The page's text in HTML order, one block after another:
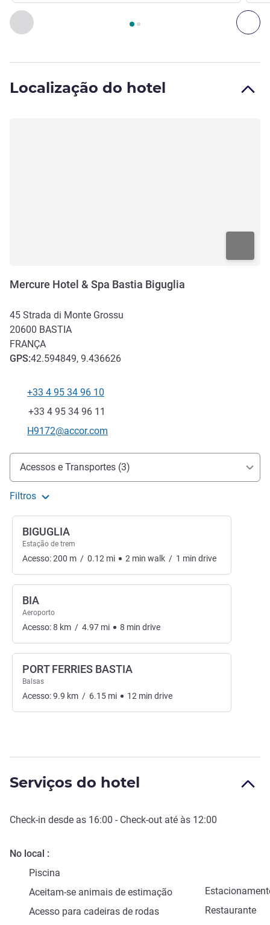
Anterior - Quarto
Página , Quarto 1 : QUARTO CLASSIC CAMA
Localização do hotel
Mercure Hotel & Spa Bastia Biguglia
45 Strada di Monte Grossu
20600 BASTIA
FRANÇA
GPS:42.594849, 9.436626
Telefone
+33 4 95 34 96 10
Fax
+33 4 95 34 96 11
E-mail de contacto
H9172@accor.com
Acesso e transporte
Acessos e Transportes (3)
Filtros
BIGUGLIA
Estação de trem
Acesso:200 m / 0.12 mi 2 min walk / 1 min drive
BIA
Aeroporto
Acesso:8 km / 4.97 mi 8 min drive
PORT FERRIES BASTIA
Balsas
Acesso:9.9 km / 6.15 mi 12 min drive
Serviços do hotel
Check-in desde as 16:00 - Check-out até às 12:00
No local
Piscina
Aceitam-se animais de estimação
Restaurante
Acesso para cadeiras de rodas